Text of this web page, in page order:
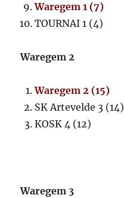
Waregem 1 (7)
TOURNAI 1 (4)
Waregem 2
Waregem 2 (15)
SK Artevelde 3 (14)
KOSK 4 (12)
Waregem 3